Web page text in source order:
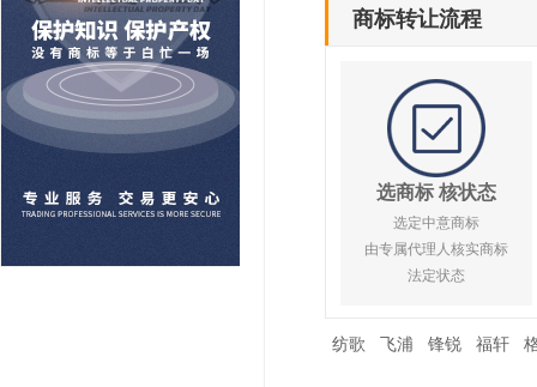
商标转让流程
选商标 核状态
选定中意商标
由专属代理人核实商标
法定状态
纺歌 飞浦 锋锐 福轩